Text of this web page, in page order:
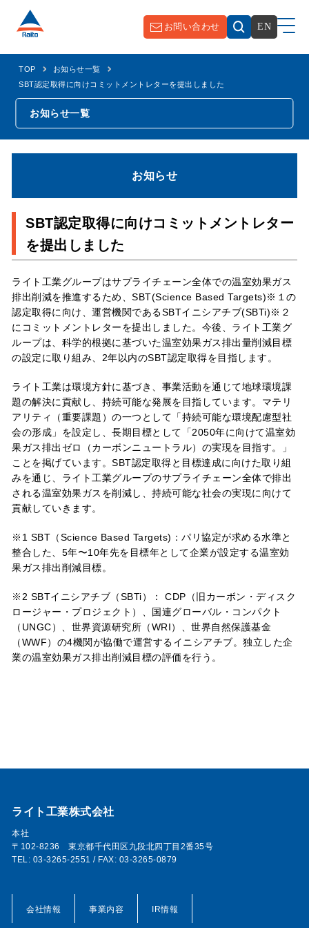
お問い合わせ EN
TOP
お知らせ一覧
SBT認定取得に向けコミットメントレターを提出しました
お知らせ一覧
お知らせ
SBT認定取得に向けコミットメントレター
を提出しました
ライト工業グループはサプライチェーン全体での温室効果ガス
排出削減を推進するため、SBT(Science Based Targets)※１の
認定取得に向け、運営機関であるSBTイニシアチブ(SBTi)※２
にコミットメントレターを提出しました。今後、ライト工業グ
ループは、科学的根拠に基づいた温室効果ガス排出量削減目標
の設定に取り組み、2年以内のSBT認定取得を目指します。
ライト工業は環境方針に基づき、事業活動を通じて地球環境課
題の解決に貢献し、持続可能な発展を目指しています。マテリ
アリティ（重要課題）の一つとして「持続可能な環境配慮型社
会の形成」を設定し、長期目標として「2050年に向けて温室効
果ガス排出ゼロ（カーボンニュートラル）の実現を目指す。」
ことを掲げています。SBT認定取得と目標達成に向けた取り組
みを通じ、ライト工業グループのサプライチェーン全体で排出
される温室効果ガスを削減し、持続可能な社会の実現に向けて
貢献していきます。
※1 SBT（Science Based Targets)：パリ協定が求める⽔準と
整合した、5年〜10年先を⽬標年として企業が設定する温室効
果ガス排出削減⽬標。
※2 SBTイニシアチブ（SBTi）： CDP（旧カーボン・ディスク
ロージャー・プロジェクト）、国連グローバル・コンパクト
（UNGC）、世界資源研究所（WRI）、世界自然保護基金
（WWF）の4機関が協働で運営するイニシアチブ。独立した企
業の温室効果ガス排出削減目標の評価を行う。
ライト工業株式会社
本社
〒102-8236 東京都千代田区九段北四丁目2番35号
TEL: 03-3265-2551 / FAX: 03-3265-0879
会社情報 事業内容 IR情報